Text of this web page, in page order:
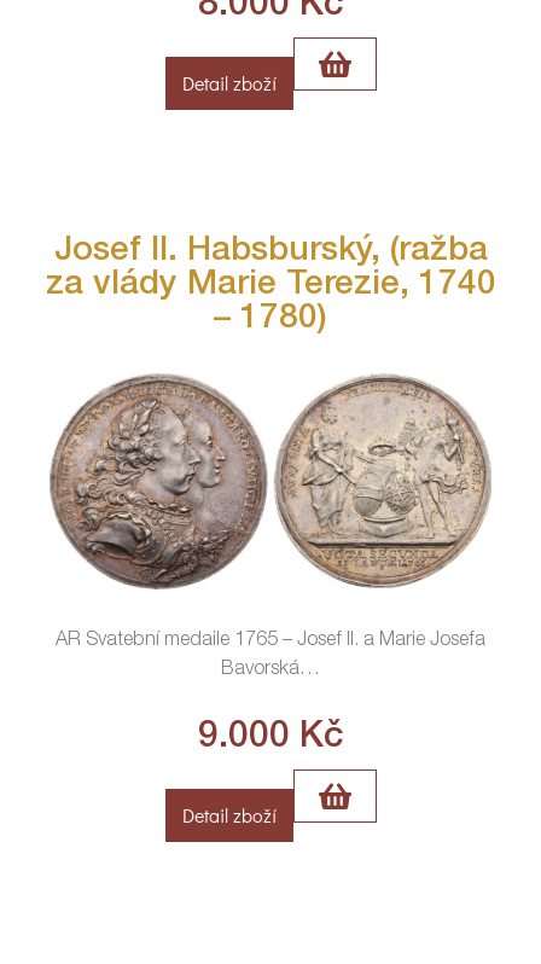
Detail zboží
Josef II. Habsburský, (ražba
za vlády Marie Terezie, 1740
– 1780)
AR Svatební medaile 1765 – Josef II. a Marie Josefa
Bavorská…
9.000 Kč
Detail zboží